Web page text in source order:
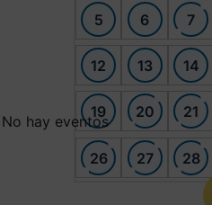
5 6 7
12 13 14
19 20 21
26 27 28
No hay eventos